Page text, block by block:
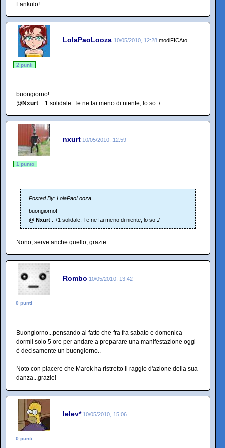
Fankulo!
LolaPaoLooza 10/05/2010, 12:28 modiFICAto
2 punti
buongiorno!
@Nxurt: +1 solidale. Te ne fai meno di niente, lo so :/
nxurt 10/05/2010, 12:59
1 punto
Posted By: LolaPaoLooza
buongiorno!
@ Nxurt : +1 solidale. Te ne fai meno di niente, lo so :/
Nono, serve anche quello, grazie.
Rombo 10/05/2010, 13:42
0 punti
Buongiorno...pensando al fatto che fra fra sabato e domenica
dormii solo 5 ore per andare a preparare una manifestazione oggi
è decisamente un buongiorno..
Noto con piacere che Marok ha ristretto il raggio d'azione della sua
danza...grazie!
lelev* 10/05/2010, 15:06
0 punti